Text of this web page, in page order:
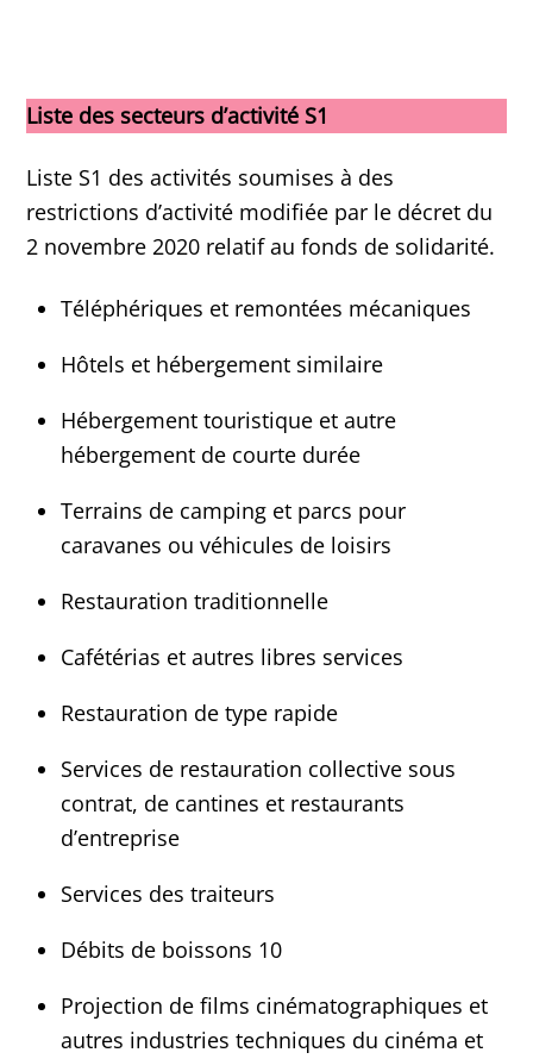
Liste des secteurs d’activité S1
Liste S1 des activités soumises à des
restrictions d’activité modifiée par le décret du
2 novembre 2020 relatif au fonds de solidarité.
Téléphériques et remontées mécaniques
Hôtels et hébergement similaire
Hébergement touristique et autre
hébergement de courte durée
Terrains de camping et parcs pour
caravanes ou véhicules de loisirs
Restauration traditionnelle
Cafétérias et autres libres services
Restauration de type rapide
Services de restauration collective sous
contrat, de cantines et restaurants
d’entreprise
Services des traiteurs
Débits de boissons 10
Projection de films cinématographiques et
autres industries techniques du cinéma et